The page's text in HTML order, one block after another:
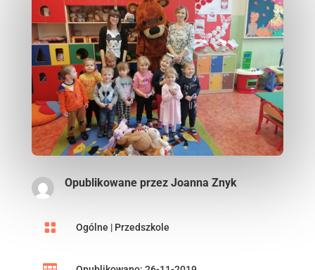
Opublikowane przez Joanna Znyk
 Ogólne | Przedszkole